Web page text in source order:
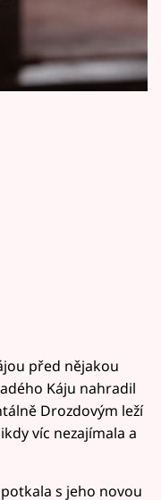
objevu
před nějakou
Káju nahradil
Drozdovým leží
víc nezajímala a
s jeho novou